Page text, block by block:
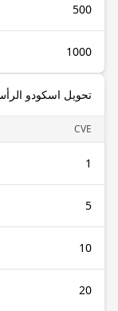
500
1000
تحويل اسكودو
CVE
1
5
10
20